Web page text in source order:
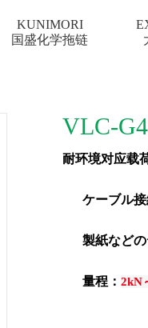
KUNIMORI
国盛化学拖链
VLC-
耐环境对应载
ケーブル
製紙など
量程：2kN